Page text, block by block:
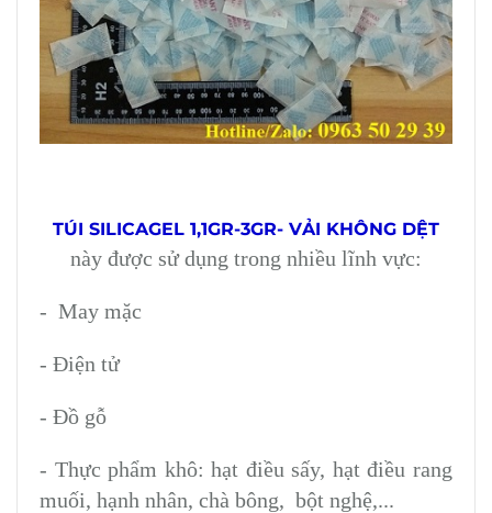
TÚI SILICAGEL 1,1GR-3GR- VẢI KHÔNG DỆT
này được sử dụng trong nhiều lĩnh vực:
- May mặc
- Điện tử
- Đồ gỗ
- Thực phẩm khô: hạt điều sấy, hạt điều rang
muối, hạnh nhân, chà bông, bột nghệ,...